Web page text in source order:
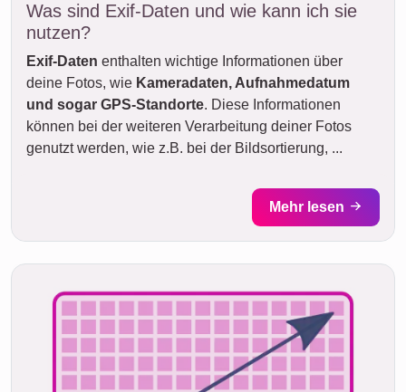
Was sind Exif-Daten und wie kann ich sie
nutzen?
Exif-Daten enthalten wichtige Informationen über
deine Fotos, wie Kameradaten, Aufnahmedatum
und sogar GPS-Standorte. Diese Informationen
können bei der weiteren Verarbeitung deiner Fotos
genutzt werden, wie z.B. bei der Bildsortierung, ...
Mehr lesen